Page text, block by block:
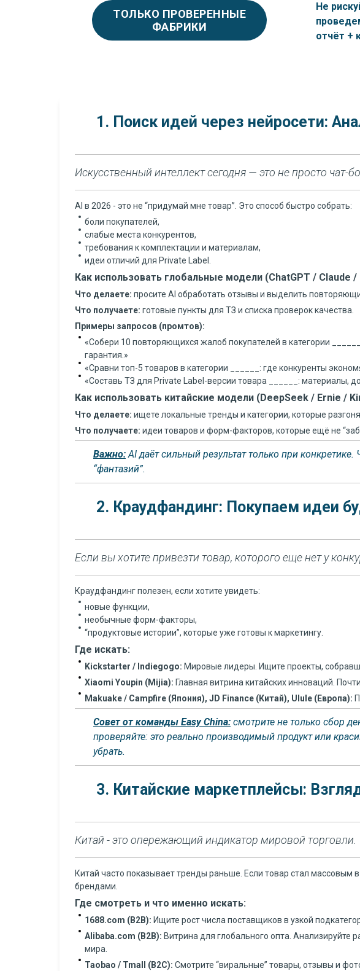
ТОЛЬКО ПРОВЕРЕННЫЕ
ФАБРИКИ
Не
отчёт +
1. Поиск идей через нейросети:
Искусственный интеллект сегодня — это не просто
AI в 2026 - это не “придумай мне товар”. Это способ быстро собрать:
боли покупателей,
слабые места конкурентов,
требования к комплектации и материалам,
идеи отличий для Private Label.
Как использовать глобальные модели (ChatGPT / Claude
Что делаете: просите AI обработать отзывы и выделить
Что получаете: готовые пункты для ТЗ и списка проверок качества.
Примеры запросов (промтов):
«Собери 10 повторяющихся жалоб покупателей в категории
гарантия.»
«Сравни топ-5 товаров в категории ______: где конкуренты
«Составь ТЗ для Private Label-версии товара ______: материалы,
Как использовать китайские модели (DeepSeek / Ernie /
Что делаете: ищете локальные тренды и категории, которые
Что получаете: идеи товаров и форм-факторов, которые ещё не
Важно: AI даёт сильный результат только при
“фантазий”.
2. Краудфандинг: Покупаем идеи
Если вы хотите привезти товар, которого еще нет у
Краудфандинг полезен, если хотите увидеть:
новые функции,
необычные форм-факторы,
“продуктовые истории”, которые уже готовы к маркетингу.
Где искать:
Kickstarter / Indiegogo: Мировые лидеры. Ищите проекты,
Xiaomi Youpin (Mijia): Главная витрина китайских инноваций.
Makuake / Campfire (Япония), JD Finance (Китай), Ulule (Европа):
Совет от команды Easy China: cмотрите не только сбор
проверяйте: это реально производимый продукт или
убрать.
3. Китайские маркетплейсы:
Китай - это опережающий индикатор мировой торговли.
Китай часто показывает тренды раньше. Если товар стал
брендами.
Где смотреть и что именно искать:
1688.com (B2B): Ищите рост числа поставщиков в узкой
Alibaba.com (B2B): Витрина для глобального опта. Анализируйте
мира.
Taobao / Tmall (B2C): Смотрите “виральные” товары, отзывы и